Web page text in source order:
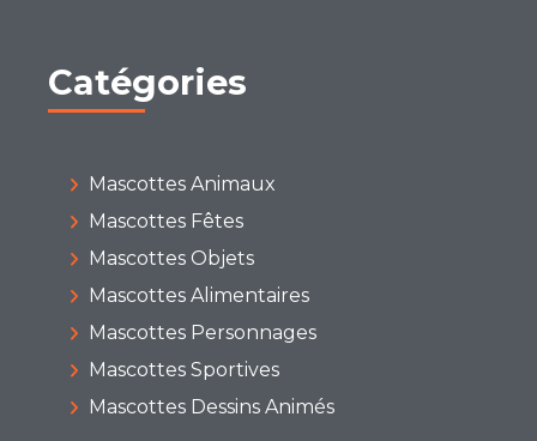
Catégories
Mascottes Animaux
Mascottes Fêtes
Mascottes Objets
Mascottes Alimentaires
Mascottes Personnages
Mascottes Sportives
Mascottes Dessins Animés